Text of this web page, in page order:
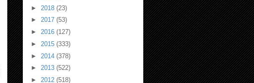
► 2018 (23)
► 2017 (53)
► 2016 (127)
► 2015 (333)
► 2014 (378)
► 2013 (522)
► 2012 (518)